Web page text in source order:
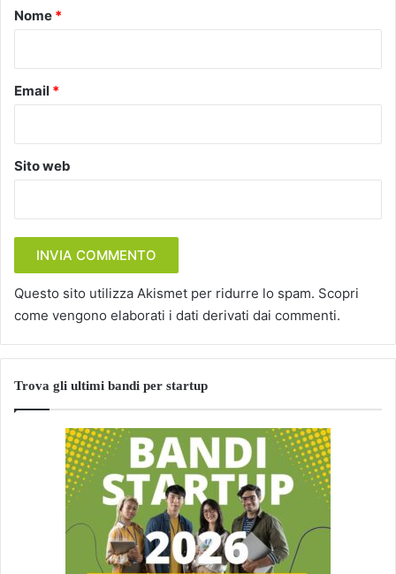
o
Nome *
Email *
Sito web
Questo sito utilizza Akismet per ridurre lo spam. Scopri
come vengono elaborati i dati derivati dai commenti.
Trova gli ultimi bandi per startup